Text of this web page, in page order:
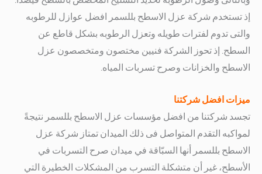
إذ تستخدم شركة عزل الاسطح بللسمر افضل عوازل للرطوبه
والتى تدوم لفترات طويله وتعزل الرطوبه بشكل قاطع عن
السطح. إذ تحوز الشركة فنيين مختصون ومتخصصون عزل
الاسطح والخزانات وصرح تسربات المياه.
ميزات افضل شركتنا
تجسد شركتنا من افضل مؤسسات عزل الاسطح بللسمر نتيجةً
لمواكبه التقدم المتواصل فى ذلك الميدان تمتاز شركة عزل
الاسطح بللسمر أنها السبّاقة في ميدان صرح التسربات في
الأسطح، غير أن متشكلة التسرب من المشكلات الخطيرة التي